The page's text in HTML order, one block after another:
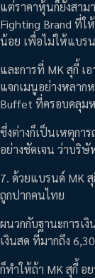
แต่ราคาหุ้นก็ยังสาม
Fighting Brand ที่ใ
น้อย เพื่อไม่ให้แบร
และการที่ MK สุกี้ เ
แจกเมนูอย่างหลาก
Buffet ที่ครอบคลุม
ซึ่งต่างก็เป็นเหตุกา
อย่างชัดเจน ว่าบริษั
7. ด้วยแบรนด์ MK
ถูกปากคนไทย
ผนวกกับฐานะการเ
เงินสด ที่มากถึง
ก็ทำให้ถ้า MK สุกี้ อ